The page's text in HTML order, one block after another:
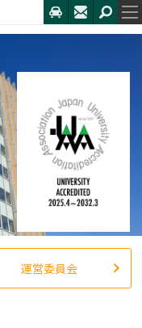
ター
運営委員会